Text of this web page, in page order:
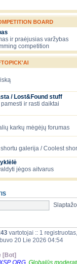
BOARD
ir praėjusias varžybas
competition
/ Lost&Found stuff
ir rasti daiktai
karkų mėgėjų forumas
galerija / Coolest
jėgos aitvarus
vartotojai :: 1
20 Lie 2026 04:54
[Bot]
ORG Globalūs